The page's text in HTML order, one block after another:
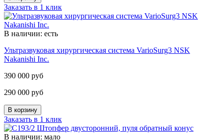
Заказать в 1 клик
В наличии: есть
Ультразвуковая хирургическая система VarioSurg3 NSK
Nakanishi Inc.
390 000 руб
290 000 руб
Заказать в 1 клик
В наличии: мало